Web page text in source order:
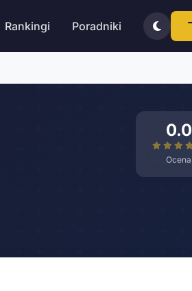
Rankingi Poradniki
0.0
Ocena